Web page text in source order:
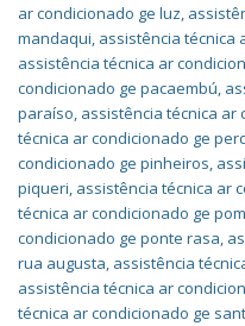
ar condicionado ge luz,
mandaqui, assistência técnica
assistência técnica ar
condicionado ge pacaembú,
paraíso, assistência técnica ar
técnica ar condicionado ge
condicionado ge pinheiros,
piqueri, assistência técnica ar
técnica ar condicionado ge
condicionado ge ponte rasa,
rua augusta, assistência
assistência técnica ar
técnica ar condicionado ge